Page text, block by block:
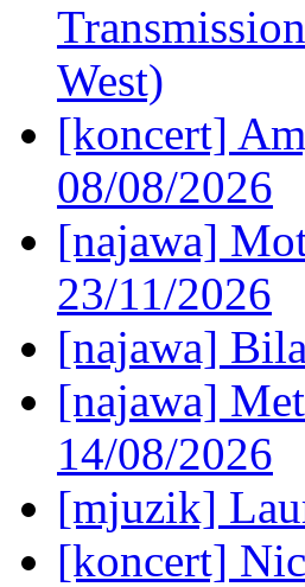
West)
[koncert]
08/08/2026
[najawa]
23/11/2026
[najawa]
[najawa]
14/08/2026
[mjuzik]
[koncert]